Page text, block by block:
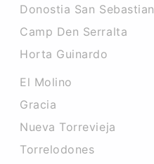
Donostia San Sebastian
Camp Den Serralta
Horta Guinardo
El Molino
Gracia
Nueva Torrevieja
Torrelodones